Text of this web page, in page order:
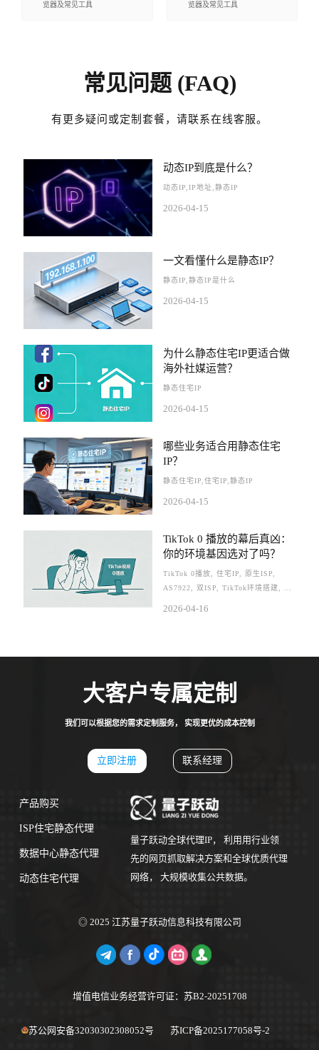
览器及常见工具
览器及常见工具
常见问题 (FAQ)
有更多疑问或定制套餐，请联系在线客服。
动态IP到底是什么？
动态IP,IP地址,静态IP
2026-04-15
一文看懂什么是静态IP？
静态IP,静态IP是什么
2026-04-15
为什么静态住宅IP更适合做
海外社媒运营？
静态住宅IP
2026-04-15
哪些业务适合用静态住宅
IP？
静态住宅IP,住宅IP,静态IP
2026-04-15
TikTok 0 播放的幕后真凶：
你的环境基因选对了吗？
TikTok 0播放, 住宅IP, 原生ISP,
AS7922, 双ISP, TikTok环境搭建, 静
2026-04-16
大客户专属定制
我们可以根据您的需求定制服务， 实现更优的成本控制
立即注册 联系经理
产品购买
ISP住宅静态代理
数据中心静态代理
动态住宅代理
量子跃动全球代理IP， 利用用行业领
先的网页抓取解决方案和全球优质代理
网络， 大规模收集公共数据。
◎ 2025 江苏量子跃动信息科技有限公司
增值电信业务经营许可证：苏B2-20251708
苏公网安备32030302308052号 苏ICP备2025177058号-2